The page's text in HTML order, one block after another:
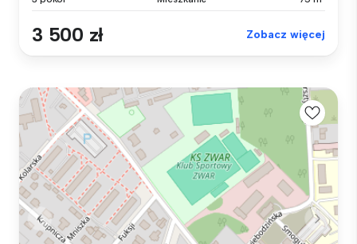
3 500 zł Zobacz więcej